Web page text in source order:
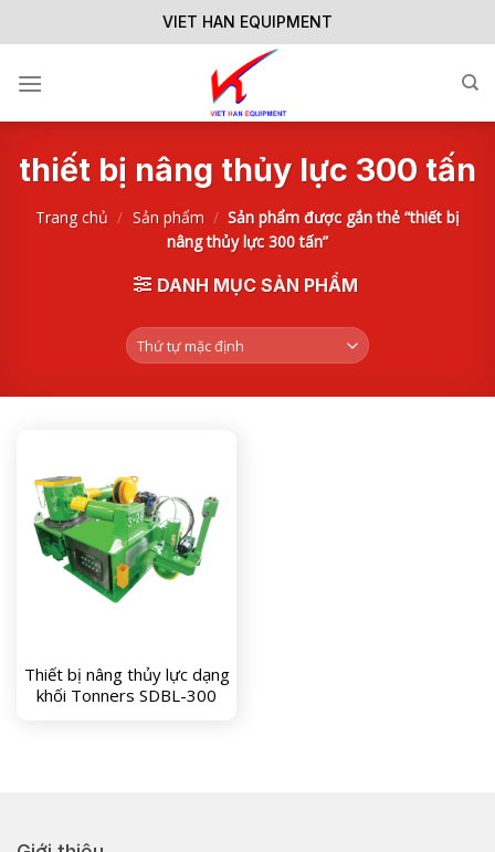
to
VIET HAN EQUIPMENT
thiết bị nâng thủy lực 300 tấn
Trang chủ / Sản phẩm / Sản phẩm được gắn thẻ “thiết bị
nâng thủy lực 300 tấn”
DANH MỤC SẢN PHẨM
Thiết bị nâng thủy lực dạng
khối Tonners SDBL-300